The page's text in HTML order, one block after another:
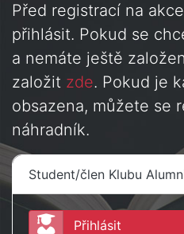
Před registrací na
přihlásit. Pokud se
a nemáte ještě
založit zde. Pokud je
obsazena, můžete se
náhradník.
Student/člen Klubu
Přihlásit